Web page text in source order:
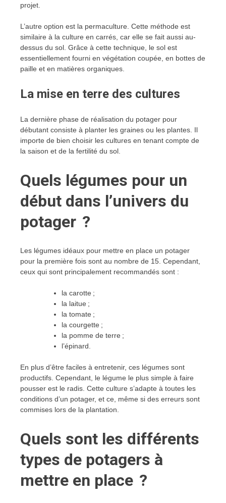
projet.
L’autre option est la permaculture. Cette méthode est
similaire à la culture en carrés, car elle se fait aussi au-
dessus du sol. Grâce à cette technique, le sol est
essentiellement fourni en végétation coupée, en bottes de
paille et en matières organiques.
La mise en terre des cultures
La dernière phase de réalisation du potager pour
débutant consiste à planter les graines ou les plantes. Il
importe de bien choisir les cultures en tenant compte de
la saison et de la fertilité du sol.
Quels légumes pour un
début dans l’univers du
potager ?
Les légumes idéaux pour mettre en place un potager
pour la première fois sont au nombre de 15. Cependant,
ceux qui sont principalement recommandés sont :
la carotte ;
la laitue ;
la tomate ;
la courgette ;
la pomme de terre ;
l’épinard.
En plus d’être faciles à entretenir, ces légumes sont
productifs. Cependant, le légume le plus simple à faire
pousser est le radis. Cette culture s’adapte à toutes les
conditions d’un potager, et ce, même si des erreurs sont
commises lors de la plantation.
Quels sont les différents
types de potagers à
mettre en place ?